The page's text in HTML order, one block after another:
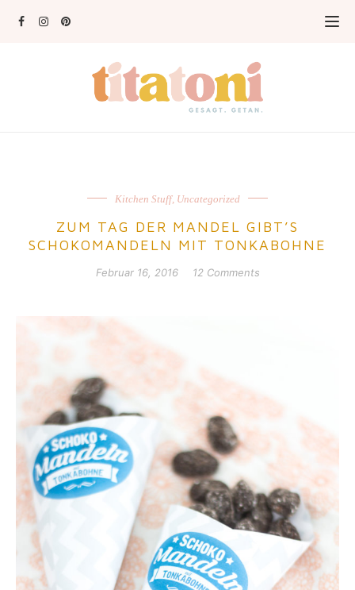
Kitchen Stuff, Uncategorized
ZUM TAG DER MANDEL GIBT’S
SCHOKOMANDELN MIT TONKABOHNE
Februar 16, 2016 12 Comments